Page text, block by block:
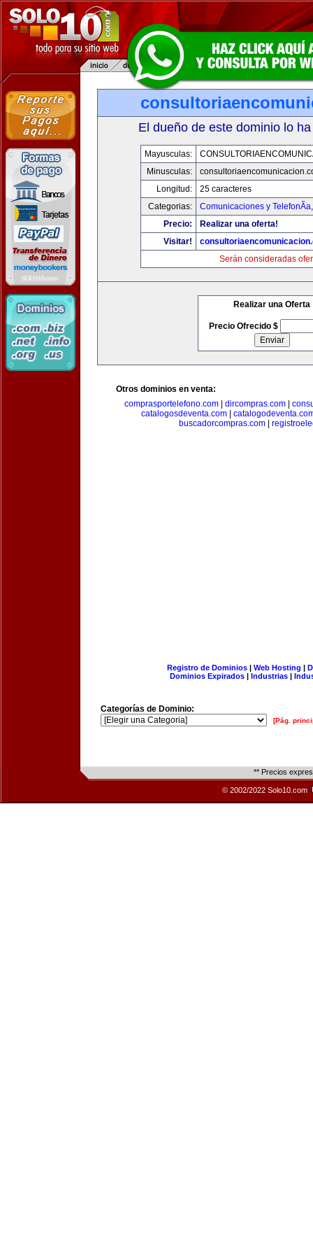
El dueño de este dominio lo
Mayusculas:
Minusculas:
Longitud:
25 caracteres
Categorias:
Comunicaciones y TelefonÃ­a
Precio:
Realizar una oferta!
Visitar!
Serán consideradas
Realizar una Oferta
Precio Ofrecido $
Otros dominios en venta:
comprasportelefono.com
dircompras.com
catalogosdeventa.com
buscadorcompras.com
Registro de Dominios| Web Hosting |
Dominios Expirados | Industrias |
Categorías de Dominio:
[Pág.
** Precios
© 2002/2022 Solo10.com